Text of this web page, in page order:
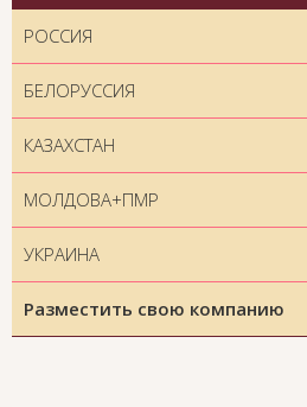
РОССИЯ
БЕЛОРУССИЯ
КАЗАХСТАН
МОЛДОВА+ПМР
УКРАИНА
Разместить свою компанию